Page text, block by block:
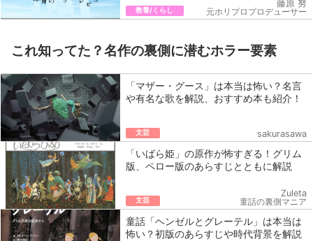
教養/くらし
藤原 努
元ホリプロプロデューサー
これ知ってた？名作の裏側に潜むホラー要素
「マザー・グース」は本当は怖い？名言
や有名な歌を解説、おすすめ本も紹介！
文芸 sakurasawa
「いばら姫」の原作が怖すぎる！グリム
版、ペロー版のあらすじとともに解説
文芸
Zuleta
童話の裏側マニア
童話「ヘンゼルとグレーテル」は本当は
怖い？初版のあらすじや時代背景を解説